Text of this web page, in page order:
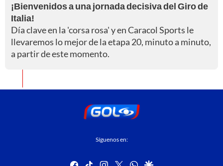
¡Bienvenidos a una jornada decisiva del Giro de
Italia!
Día clave en la 'corsa rosa' y en Caracol Sports le
llevaremos lo mejor de la etapa 20, minuto a minuto,
a partir de este momento.
Síguenos en:
facebook
tiktok instagram
twitterwhatsapp
google